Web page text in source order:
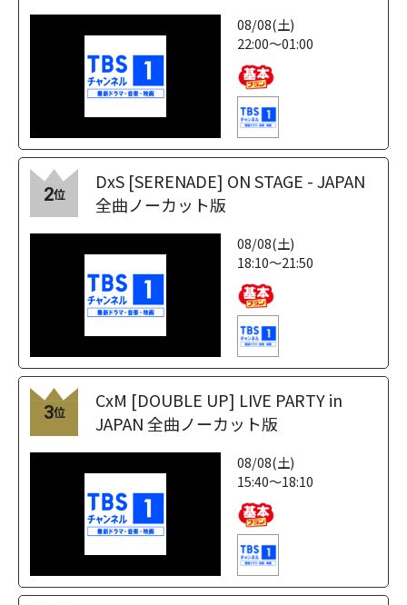
08/08(土)
22:00～01:00
2位
DxS [SERENADE] ON STAGE - JAPAN
全曲ノーカット版
08/08(土)
18:10～21:50
3位
CxM [DOUBLE UP] LIVE PARTY in
JAPAN 全曲ノーカット版
08/08(土)
15:40～18:10